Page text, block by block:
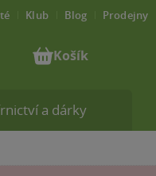
a dárky
Klub Blog Prodejny
Košík